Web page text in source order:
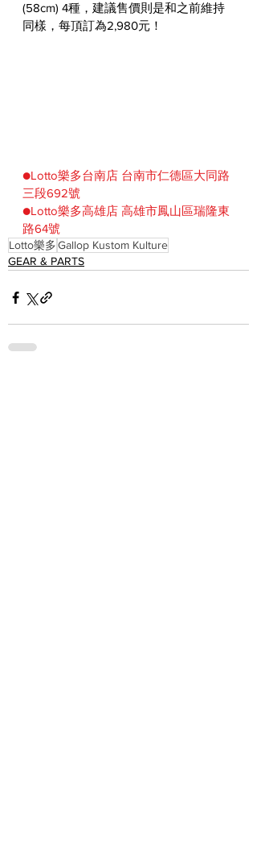
(58cm) 4種，建議售價則是和之前維持
同樣，每頂訂為2,980元！
●Lotto樂多台南店 台南市仁德區大同路
三段692號
●Lotto樂多高雄店 高雄市鳳山區瑞隆東
路64號
Lotto樂多Gallop Kustom Kulture
GEAR & PARTS